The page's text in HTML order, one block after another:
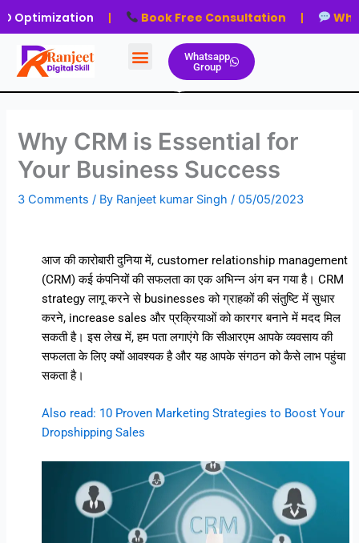
content
| Book Free Consultation | WhatsApp
Whatsapp
Group
Why CRM is Essential for
Your Business Success
3 Comments / By Ranjeet kumar Singh/05/05/2023
आज की कारोबारी दुनिया में, customer relationship management
(CRM) कई कंपनियों की सफलता का एक अभिन्न अंग बन गया है। CRM
strategy लागू करने से businesses को ग्राहकों की संतुष्टि में सुधार
करने, increase sales और प्रक्रियाओं को कारगर बनाने में मदद मिल
सकती है। इस लेख में, हम पता लगाएंगे कि सीआरएम आपके व्यवसाय की
सफलता के लिए क्यों आवश्यक है और यह आपके संगठन को कैसे लाभ पहुंचा
सकता है।
Also read: 10 Proven Marketing Strategies to Boost Your
Dropshipping Sales